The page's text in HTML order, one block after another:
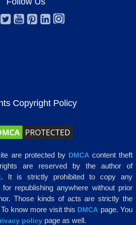
Copyright Policy
are protected by DMCAcontent theft
are reserved by the author of
. It is strictly prohibited to copy any
republishing anywhere without prior
Those kinds of acts are strictly the
know more visit this DMCA page. You
policy page as well.